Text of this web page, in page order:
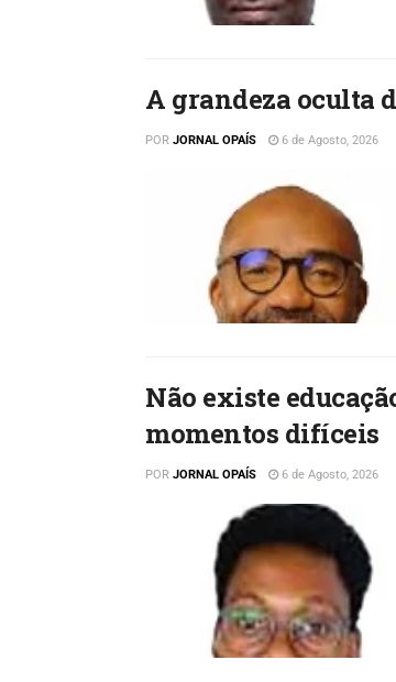
A grandeza oculta
POR JORNAL OPAÍS 6 de Agosto, 2026
Não existe
momentos difíceis
POR JORNAL OPAÍS 6 de Agosto, 2026